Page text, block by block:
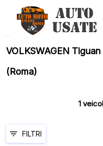
VOLKSWAGEN
(Roma)
1
FILTRI